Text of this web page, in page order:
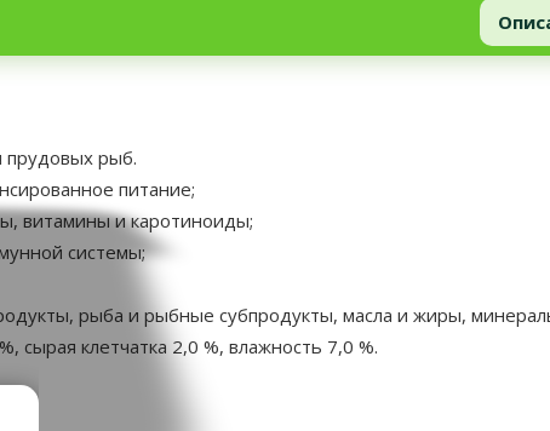
прудовых рыб.
питание;
витамины и каротиноиды;
системы;
рыба и рыбные субпродукты, масла и жиры,
сырая клетчатка 2,0 %, влажность 7,0 %.